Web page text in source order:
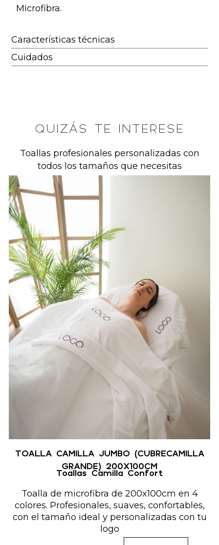
Microfibra.
Características técnicas
Cuidados
QUIZÁS TE INTERESE
Toallas profesionales personalizadas con
todos los tamaños que necesitas
TOALLA CAMILLA JUMBO (CUBRECAMILLA
GRANDE) 200X100CM
Toallas Camilla Confort
Toalla de microfibra de 200x100cm en 4
colores. Profesionales, suaves, confortables,
con el tamaño ideal y personalizadas con tu
logo